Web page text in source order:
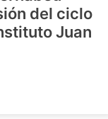
del ciclo
Juan